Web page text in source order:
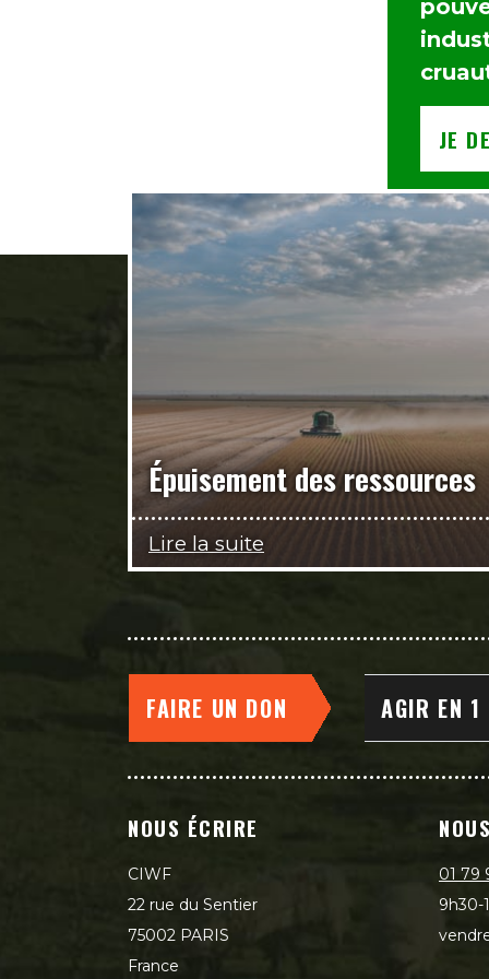
JE
Épuisement des ressources
Lire la suite
FAIRE UN DON AGIR EN 1
NOUS ÉCRIRE
CIWF
22 rue du Sentier
75002 PARIS
France
01 79
9h30-